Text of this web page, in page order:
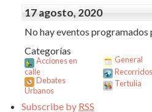
17 agosto, 2020
No hay eventos programados
Categorías
Acciones en
calle
Debates
Urbanos
General
Recorridos
Tertulia
Subscribe by RSS